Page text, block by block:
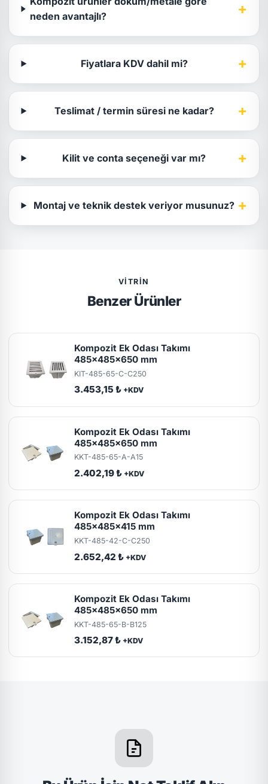
neden avantajlı?
+
Fiyatlara KDV dahil mi? +
Teslimat / termin süresi ne kadar? +
Kilit ve conta seçeneği var mı? +
Montaj ve teknik destek veriyor musunuz? +
VITRIN
Benzer Ürünler
Kompozit Ek Odası Takımı
485x485x650 mm
KIT-485-65-C-C250
3.453,15 ₺ +KDV
Kompozit Ek Odası Takımı
485x485x650 mm
KKT-485-65-A-A15
2.402,19 ₺ +KDV
Kompozit Ek Odası Takımı
485x485x415 mm
KKT-485-42-C-C250
2.652,42 ₺ +KDV
Kompozit Ek Odası Takımı
485x485x650 mm
KKT-485-65-B-B125
3.152,87 ₺ +KDV